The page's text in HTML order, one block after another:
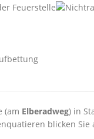
(am Elberadweg) in
blicken